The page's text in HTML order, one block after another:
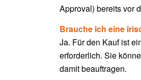
Approval) bereits vor
Brauche ich eine
Ja. Für den Kauf ist
erforderlich. Sie
damit beauftragen.